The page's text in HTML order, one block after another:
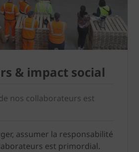
& impact social
nos collaborateurs est
assumer la responsabilité
est primordial.